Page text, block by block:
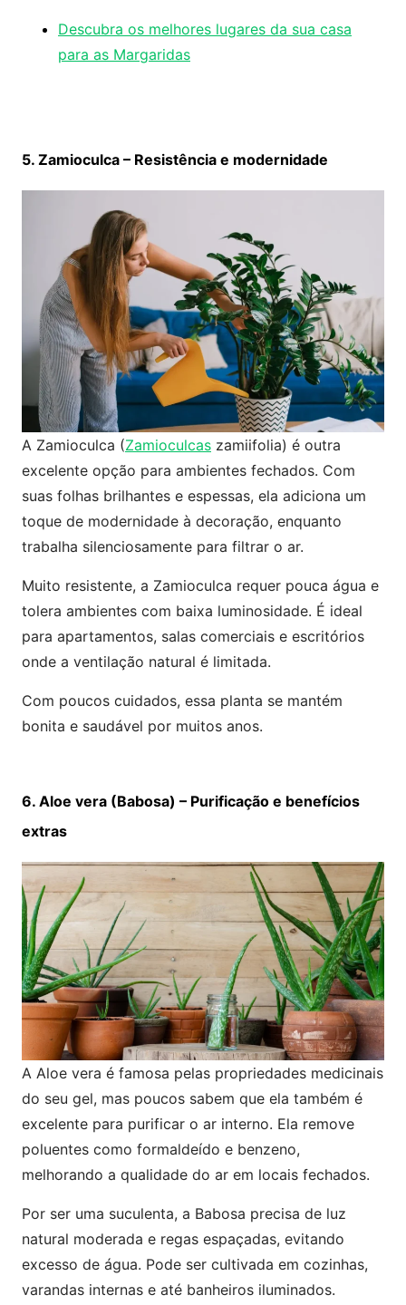
Descubra os melhores lugares da sua casa
para as Margaridas
5. Zamioculca – Resistência e modernidade
A Zamioculca (Zamioculcas zamiifolia) é outra
excelente opção para ambientes fechados. Com
suas folhas brilhantes e espessas, ela adiciona um
toque de modernidade à decoração, enquanto
trabalha silenciosamente para filtrar o ar.
Muito resistente, a Zamioculca requer pouca água e
tolera ambientes com baixa luminosidade. É ideal
para apartamentos, salas comerciais e escritórios
onde a ventilação natural é limitada.
Com poucos cuidados, essa planta se mantém
bonita e saudável por muitos anos.
6. Aloe vera (Babosa) – Purificação e benefícios
extras
A Aloe vera é famosa pelas propriedades medicinais
do seu gel, mas poucos sabem que ela também é
excelente para purificar o ar interno. Ela remove
poluentes como formaldeído e benzeno,
melhorando a qualidade do ar em locais fechados.
Por ser uma suculenta, a Babosa precisa de luz
natural moderada e regas espaçadas, evitando
excesso de água. Pode ser cultivada em cozinhas,
varandas internas e até banheiros iluminados.